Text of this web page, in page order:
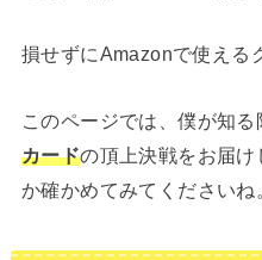
損せずにAmazonで使える
このページでは、僕が知る
カードの頂上決戦をお届け
か確かめてみてくださいね